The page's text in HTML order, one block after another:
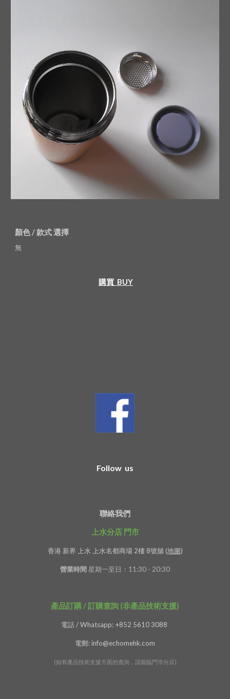
顏色 / 款式 選擇
無
購買  BUY
Follow us
聯絡我們
上水分店 門市
香港 新界 上水 上水名都商場 2樓 8號舖 (地圖)
營業時間 星期一至日：11:30 - 20:30
產品訂購 / 訂購查詢 (非產品技術支援)
電話 / Whatsapp: +852 5610 3088
電郵: info@echomehk.com
(如有產品技術支援方面的查詢，請親臨門市分店)